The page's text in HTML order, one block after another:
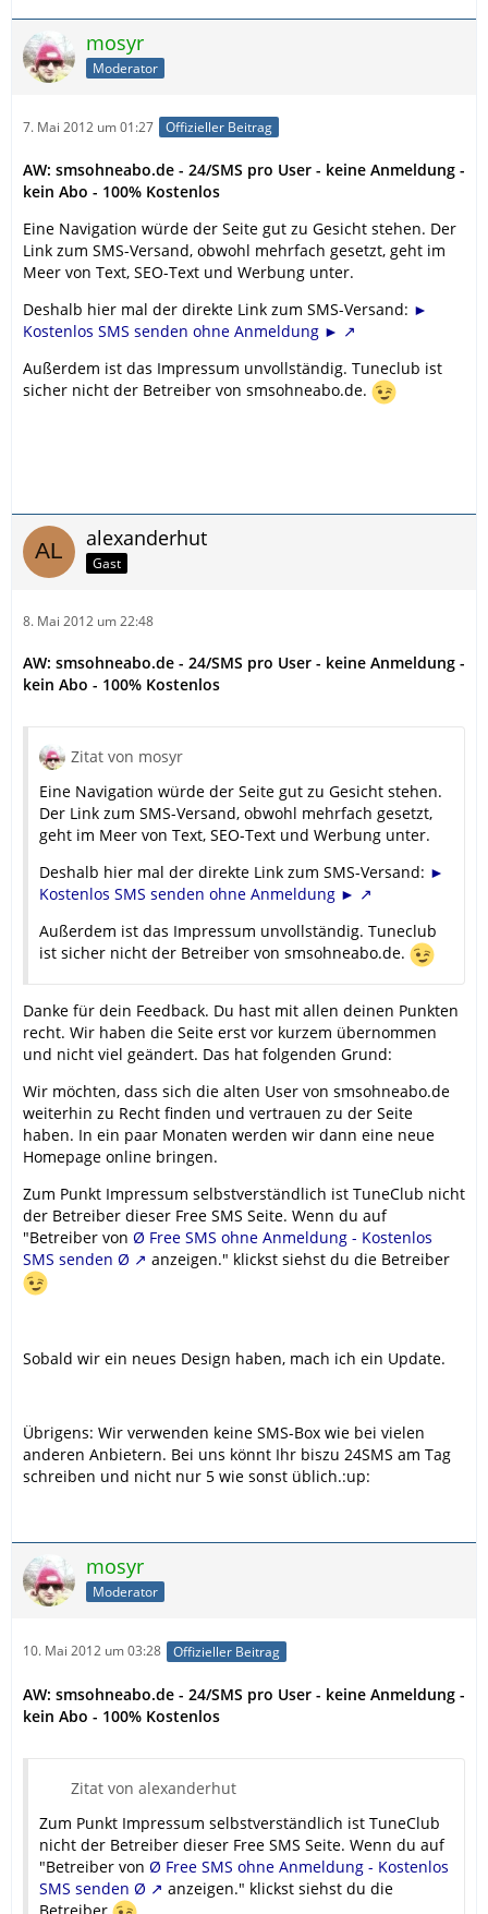
mosyr
Moderator
7. Mai 2012 um 01:27 Offizieller Beitrag
AW: smsohneabo.de - 24/SMS pro User - keine Anmeldung -
kein Abo - 100% Kostenlos
Eine Navigation würde der Seite gut zu Gesicht stehen. Der
Link zum SMS-Versand, obwohl mehrfach gesetzt, geht im
Meer von Text, SEO-Text und Werbung unter.
Deshalb hier mal der direkte Link zum SMS-Versand: ►
Kostenlos SMS senden ohne Anmeldung ►
Außerdem ist das Impressum unvollständig. Tuneclub ist
sicher nicht der Betreiber von smsohneabo.de.
alexanderhut
Gast
8. Mai 2012 um 22:48
AW: smsohneabo.de - 24/SMS pro User - keine Anmeldung -
kein Abo - 100% Kostenlos
Zitat von mosyr
Eine Navigation würde der Seite gut zu Gesicht stehen.
Der Link zum SMS-Versand, obwohl mehrfach gesetzt,
geht im Meer von Text, SEO-Text und Werbung unter.
Deshalb hier mal der direkte Link zum SMS-Versand: ►
Kostenlos SMS senden ohne Anmeldung ►
Außerdem ist das Impressum unvollständig. Tuneclub
ist sicher nicht der Betreiber von smsohneabo.de.
Danke für dein Feedback. Du hast mit allen deinen Punkten
recht. Wir haben die Seite erst vor kurzem übernommen
und nicht viel geändert. Das hat folgenden Grund:
Wir möchten, dass sich die alten User von smsohneabo.de
weiterhin zu Recht finden und vertrauen zu der Seite
haben. In ein paar Monaten werden wir dann eine neue
Homepage online bringen.
Zum Punkt Impressum selbstverständlich ist TuneClub nicht
der Betreiber dieser Free SMS Seite. Wenn du auf
"Betreiber von Ø Free SMS ohne Anmeldung - Kostenlos
SMS senden Ø
anzeigen." klickst siehst du die Betreiber
Sobald wir ein neues Design haben, mach ich ein Update.
Übrigens: Wir verwenden keine SMS-Box wie bei vielen
anderen Anbietern. Bei uns könnt Ihr biszu 24SMS am Tag
schreiben und nicht nur 5 wie sonst üblich.:up:
mosyr
Moderator
10. Mai 2012 um 03:28 Offizieller Beitrag
AW: smsohneabo.de - 24/SMS pro User - keine Anmeldung -
kein Abo - 100% Kostenlos
Zitat von alexanderhut
Zum Punkt Impressum selbstverständlich ist TuneClub
nicht der Betreiber dieser Free SMS Seite. Wenn du auf
"Betreiber von Ø Free SMS ohne Anmeldung - Kostenlos
SMS senden Ø
anzeigen." klickst siehst du die